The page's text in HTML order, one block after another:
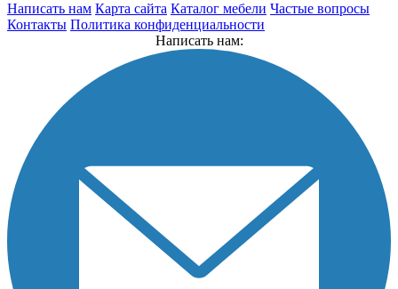
Написать нам Карта сайта Каталог мебели Частые вопросы
Контакты Политика конфиденциальности
Написать нам: